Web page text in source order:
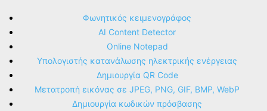
Φωνητικός κειμενογράφος
AI Content Detector
Online Notepad
Υπολογιστής κατανάλωσης ηλεκτρικής ενέργειας
Δημιουργία QR Code
Μετατροπή εικόνας σε JPEG, PNG, GIF, BMP, WebP
Δημιουργία κωδικών πρόσβασης